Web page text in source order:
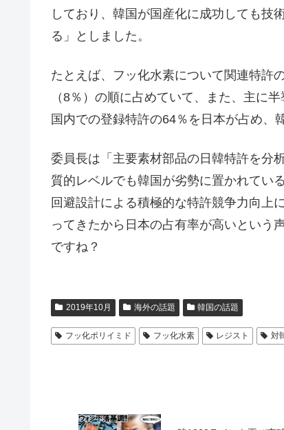
しており、韓国が国産化に成功しても技
る」としました。
たとえば、フッ化水素について関連特許
（8％）の順に占めていて、また、主に
国内での登録特許の64％を日本が占め、
委員長は「主要素材部品の日韓特許を分
質的レベルでも韓国が劣勢に置かれてい
回避設計による積極的な特許競争力向上
ってきたから日本の占有率が高いという
ですね？
2019年10月 海外の話題 韓国の話題
フッ化ポリイミド フッ化水素 レジスト 対